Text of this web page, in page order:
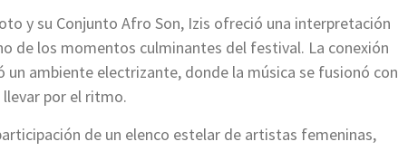
y su Conjunto Afro Son, Izis ofreció una interpretación
de los momentos culminantes del festival. La conexión
ambiente electrizante, donde la música se fusionó con
por el ritmo.
de un elenco estelar de artistas femeninas,